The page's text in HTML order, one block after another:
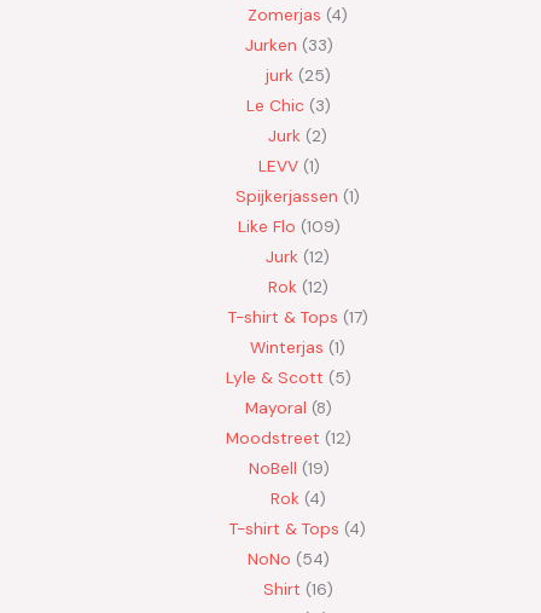
Zomerjas 4
Jurken 33
jurk 25
Le Chic 3
Jurk 2
LEVV 1
Spijkerjassen 1
Like Flo 109
Jurk 12
Rok 12
T-shirt & Tops 17
Winterjas 1
Lyle & Scott 5
Mayoral 8
Moodstreet 12
NoBell 19
Rok 4
T-shirt & Tops 4
NoNo 54
Shirt 16